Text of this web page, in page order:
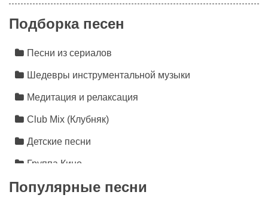
Подборка песен
Песни из сериалов
Шедевры инструментальной музыки
Медитация и релаксация
Club Mix (Клубняк)
Детские песни
Группа Кино
Лезгинка
Популярные песни